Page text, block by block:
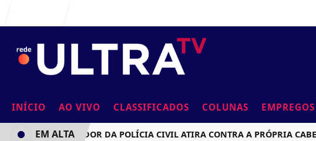
INÍCIO AO VIVO CLASSIFICADOS COLUNAS EMPREGOS
INVESTIGADOR DA POLÍCIA CIVIL ATIRA CONTRA A PRÓPRIA CABEÇA
EM ALTA